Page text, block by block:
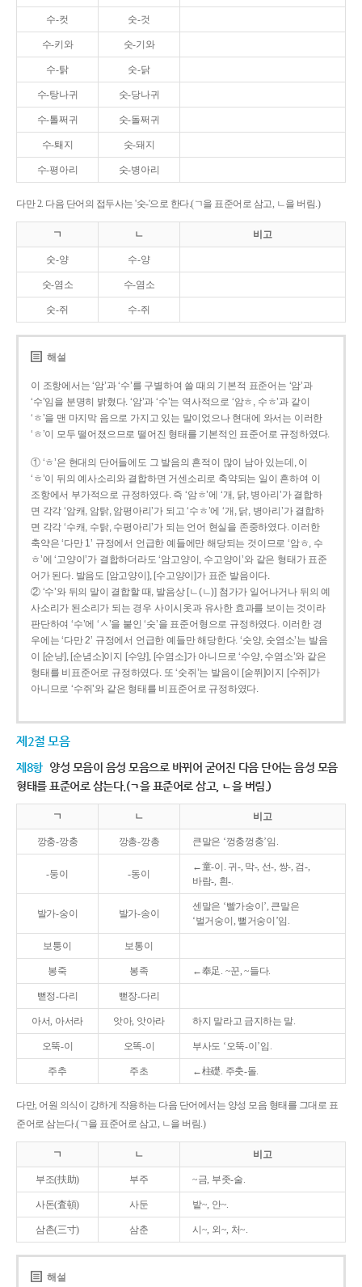
수-컷 숫-것
수-키와 숫-기와
수-탉 숫-닭
수-탕나귀 숫-당나귀
수-톨쩌귀 숫-돌쩌귀
수-퇘지 숫-돼지
수-평아리 숫-병아리
다만 2. 다음 단어의 접두사는 '숫-'으로 한다.(ㄱ을 표준어로 삼고, ㄴ을 버림.)
ㄱ ㄴ 비고
숫-양 수-양
숫-염소 수-염소
숫-쥐 수-쥐
해설
이 조항에서는 ‘암’과 ‘수’를 구별하여 쓸 때의 기본적 표준어는 ‘암’과
‘수’임을 분명히 밝혔다. ‘암’과 ‘수’는 역사적으로 ‘암ㅎ, 수ㅎ’과 같이
‘ㅎ’을 맨 마지막 음으로 가지고 있는 말이었으나 현대에 와서는 이러한
‘ㅎ’이 모두 떨어졌으므로 떨어진 형태를 기본적인 표준어로 규정하였다.
① ‘ㅎ’은 현대의 단어들에도 그 발음의 흔적이 많이 남아 있는데, 이
‘ㅎ’이 뒤의 예사소리와 결합하면 거센소리로 축약되는 일이 흔하여 이
조항에서 부가적으로 규정하였다. 즉 ‘암ㅎ’에 ‘개, 닭, 병아리’가 결합하
면 각각 ‘암캐, 암탉, 암평아리’가 되고 ‘수ㅎ’에 ‘개, 닭, 병아리’가 결합하
면 각각 ‘수캐, 수탉, 수평아리’가 되는 언어 현실을 존중하였다. 이러한
축약은 ‘다만 1’ 규정에서 언급한 예들에만 해당되는 것이므로 ‘암ㅎ, 수
ㅎ’에 ‘고양이’가 결합하더라도 ‘암고양이, 수고양이’와 같은 형태가 표준
어가 된다. 발음도 [암고양이], [수고양이]가 표준 발음이다.
② ‘수’와 뒤의 말이 결합할 때, 발음상 [ㄴ(ㄴ)] 첨가가 일어나거나 뒤의 예
사소리가 된소리가 되는 경우 사이시옷과 유사한 효과를 보이는 것이라
판단하여 ‘수’에 ‘ㅅ’을 붙인 ‘숫’을 표준어형으로 규정하였다. 이러한 경
우에는 ‘다만 2’ 규정에서 언급한 예들만 해당한다. ‘숫양, 숫염소’는 발음
이 [순냥], [순념소]이지 [수양], [수염소]가 아니므로 ‘수양, 수염소’와 같은
형태를 비표준어로 규정하였다. 또 ‘숫쥐’는 발음이 [숟쮜]이지 [수쥐]가
아니므로 ‘수쥐’와 같은 형태를 비표준어로 규정하였다.
제2절 모음
제8항 양성 모음이 음성 모음으로 바뀌어 굳어진 다음 단어는 음성 모음
형태를 표준어로 삼는다.(ㄱ을 표준어로 삼고, ㄴ을 버림.)
ㄱ ㄴ 비고
깡충-깡충 깡총-깡총 큰말은 ‘껑충껑충’임.
-둥이 -동이
←童-이. 귀-, 막-, 선-, 쌍-, 검-,
바람-, 흰-.
발가-숭이 발가-송이
센말은 ‘빨가숭이’, 큰말은
‘벌거숭이, 뻘거숭이’임.
보퉁이 보통이
봉죽 봉족 ←奉足. ~꾼, ~들다.
뻗정-다리 뻗장-다리
아서, 아서라 앗아, 앗아라 하지 말라고 금지하는 말.
오뚝-이 오똑-이 부사도 ‘오뚝-이’임.
주추 주초 ←柱礎. 주춧-돌.
다만, 어원 의식이 강하게 작용하는 다음 단어에서는 양성 모음 형태를 그대로 표
준어로 삼는다.(ㄱ을 표준어로 삼고, ㄴ을 버림.)
ㄱ ㄴ 비고
부조(扶助) 부주 ~금, 부좃-술.
사돈(査頓) 사둔 밭~, 안~.
삼촌(三寸) 삼춘 시~, 외~, 처~.
해설